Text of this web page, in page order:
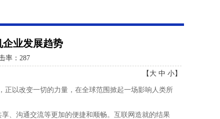
业发展趋势
率： 287
【 大 中 小】
以改变一切的力量，在全球范围掀起一场影响人类所
沟通交流等更加的便捷和顺畅。互联网造就的结果